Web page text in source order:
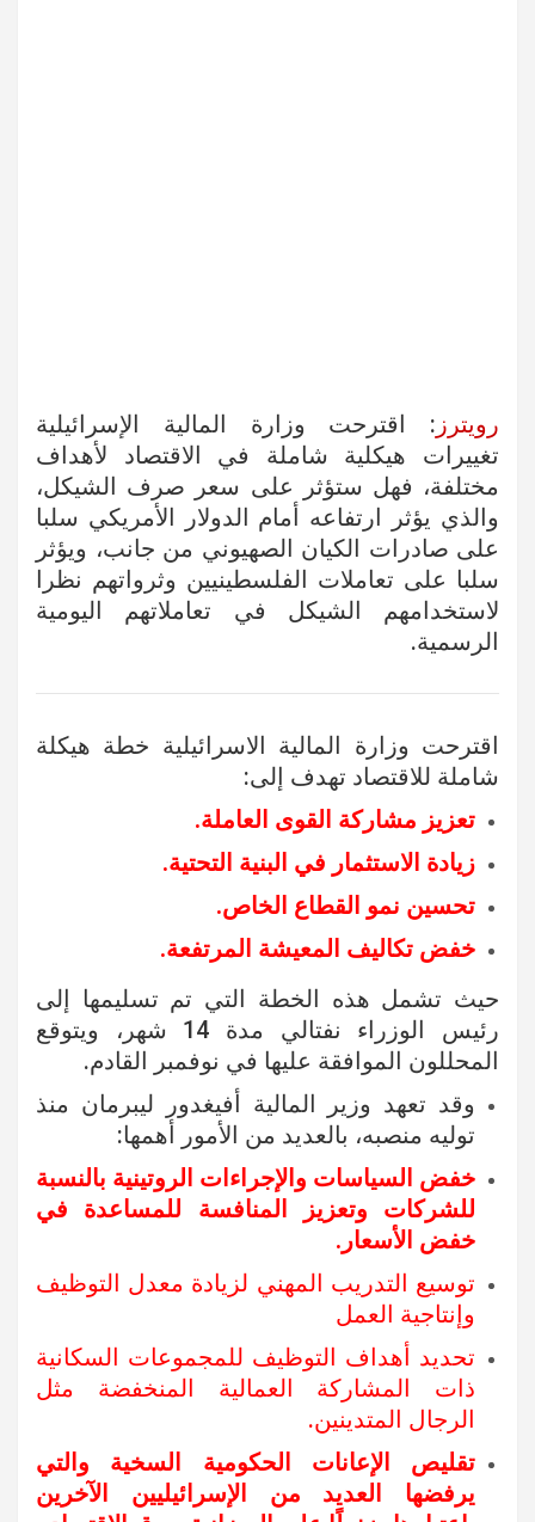
رويترز : اقترحت وزارة المالية الإسرائيلية
تغييرات هيكلية شاملة في الاقتصاد لأهداف
مختلفة، فهل ستؤثر على سعر صرف الشيكل،
والذي يؤثر ارتفاعه أمام الدولار الأمريكي سلبا
على صادرات الكيان الصهيوني من جانب، ويؤثر
سلبا على تعاملات الفلسطينيين وثرواتهم نظرا
لاستخدامهم الشيكل في تعاملاتهم اليومية
الرسمية.
اقترحت وزارة المالية الاسرائيلية خطة هيكلة
شاملة للاقتصاد تهدف إلى:
تعزيز مشاركة القوى العاملة.
زيادة الاستثمار في البنية التحتية.
تحسين نمو القطاع الخاص.
خفض تكاليف المعيشة المرتفعة.
حيث تشمل هذه الخطة التي تم تسليمها إلى
رئيس الوزراء نفتالي مدة 14 شهر، ويتوقع
المحللون الموافقة عليها في نوفمبر القادم.
وقد تعهد وزير المالية أفيغدور ليبرمان منذ
توليه منصبه، بالعديد من الأمور أهمها:
خفض السياسات والإجراءات الروتينية بالنسبة
للشركات وتعزيز المنافسة للمساعدة في
خفض الأسعار.
توسيع التدريب المهني لزيادة معدل التوظيف
وإنتاجية العمل
تحديد أهداف التوظيف للمجموعات السكانية
ذات المشاركة العمالية المنخفضة مثل
الرجال المتدينين.
تقليص الإعانات الحكومية السخية والتي
يرفضها العديد من الإسرائيليين الآخرين